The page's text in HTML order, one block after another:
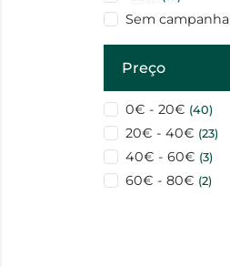
Medela
Roger & Gallet
SVR (2)
Sem marca(1)
Uriage(3)
Vichy (9)
Sem campanha
Preço
0€ - 20€ (40)
20€ - 40€ (23)
40€ - 60€ (3)
60€ - 80€ (2)